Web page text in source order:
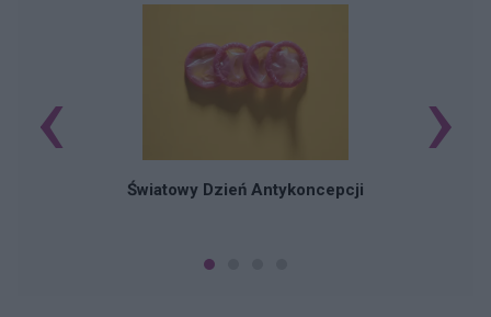
Światowy Dzień Antykoncepcji
‹ ›